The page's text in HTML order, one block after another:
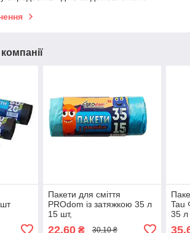
Пакети для сміття
PROdom із затяжкою 35 л
15 шт,
22,60₴ 30,10 ₴
Tau
35 л